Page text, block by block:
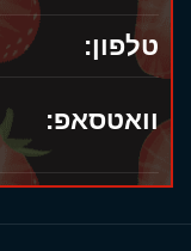
טלפון:
וואטסאפ: